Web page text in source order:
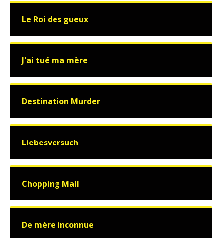
Le Roi des gueux
J'ai tué ma mère
Destination Murder
Liebesversuch
Chopping Mall
De mère inconnue